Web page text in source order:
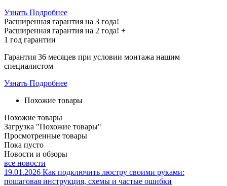
Узнать Подробнее
Расширенная гарантия на 3 года!
Расширенная гарантия на 2 года! +
1 год гарантии
Гарантия 36 месяцев при условии монтажа нашим
специалистом
Узнать Подробнее
Похожие товары
Похожие товары
Загрузка "Похожие товары"
Просмотренные товары
Пока пусто
Новости и обзоры
все новости
19.01.2026 Как подключить люстру своими руками:
пошаговая инструкция, схемы и частые ошибки